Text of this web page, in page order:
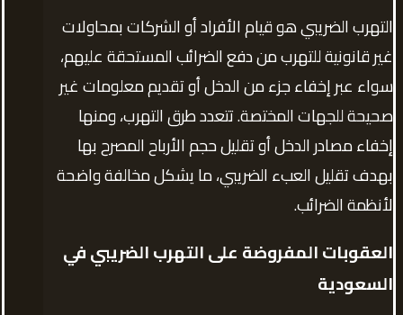
التهرب الضريبي هو قيام الأفراد أو الشركات بمحاولات
غير قانونية للتهرب من دفع الضرائب المستحقة عليهم،
سواء عبر إخفاء جزء من الدخل أو تقديم معلومات غير
صحيحة للجهات المختصة. تتعدد طرق التهرب، ومنها
إخفاء مصادر الدخل أو تقليل حجم الأرباح المصرح بها
بهدف تقليل العبء الضريبي، ما يشكل مخالفة واضحة
لأنظمة الضرائب.
العقوبات المفروضة على التهرب الضريبي في
السعودية